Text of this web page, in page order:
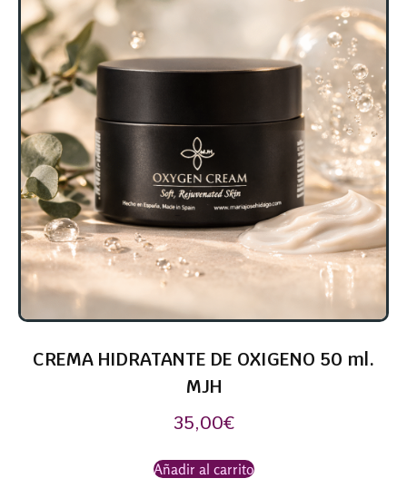
CREMA HIDRATANTE DE OXIGENO 50 ml.
MJH
35,00€
Añadir al carrito